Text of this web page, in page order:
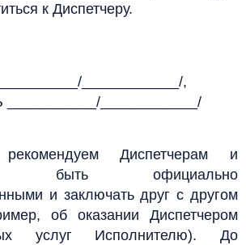
к Диспетчеру.
____________/,
____________/
рекомендуем Диспетчерам и
быть официально
и заключать друг с другом
об оказании Диспетчером
услуг Исполнителю). До